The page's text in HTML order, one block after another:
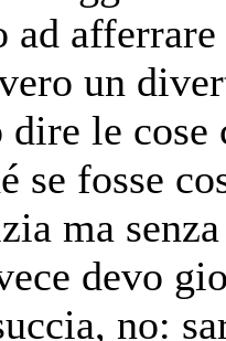
ad
un
dire le
se fosse
ma
devo
no: